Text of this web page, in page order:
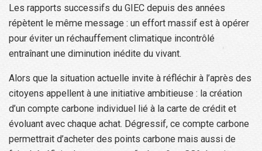
Les rapports successifs du GIEC depuis des années
répètent le même message : un effort massif est à opérer
pour éviter un réchauffement climatique incontrôlé
entraînant une diminution inédite du vivant.
Alors que la situation actuelle invite à réfléchir à l’après des
citoyens appellent à une initiative ambitieuse : la création
d’un compte carbone individuel lié à la carte de crédit et
évoluant avec chaque achat. Dégressif, ce compte carbone
permettrait d’acheter des points carbone mais aussi de